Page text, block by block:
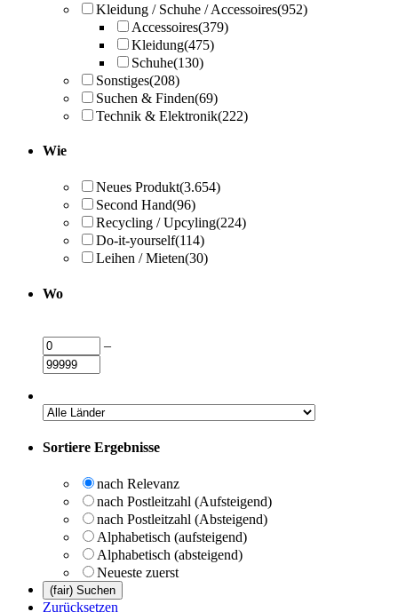
Kleidung / Schuhe / Accessoires(952)
Accessoires(379)
Kleidung(475)
Schuhe(130)
Sonstiges(208)
Suchen & Finden(69)
Technik & Elektronik(222)
Wie
Neues Produkt(3.654)
Second Hand(96)
Recycling / Upcyling(224)
Do-it-yourself(114)
Leihen / Mieten(30)
Wo
–
Sortiere Ergebnisse
nach Relevanz
nach Postleitzahl (Aufsteigend)
nach Postleitzahl (Absteigend)
Alphabetisch (aufsteigend)
Alphabetisch (absteigend)
Neueste zuerst
Zurücksetzen